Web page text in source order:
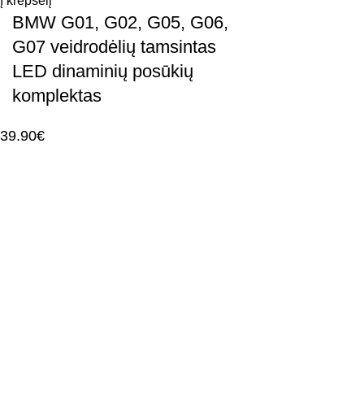
BMW G01, G02, G05, G06,
G07 veidrodėlių tamsintas
LED dinaminių posūkių
komplektas
39.90€